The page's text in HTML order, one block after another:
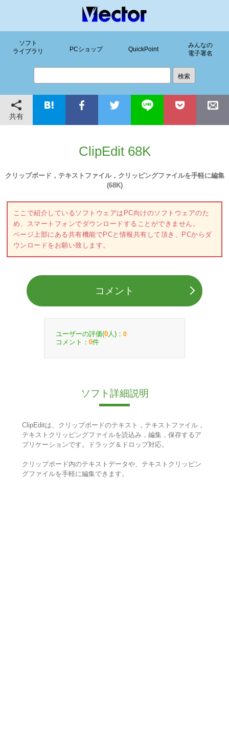
ソフト
ライブラリ
PCショップ QuickPoint
みんなの
電子署名
共有
ClipEdit 68K
クリップボード，テキストファイル，クリッピングファイルを手軽に編集
(68K)
ここで紹介しているソフトウェアはPC向けのソフトウェアのた
め、スマートフォンでダウンロードすることができません。
ページ上部にある共有機能でPCと情報共有して頂き、PCからダ
ウンロードをお願い致します。
コメント
ユーザーの評価(0 人)： 0
コメント： 0件
ソフト詳細説明
ClipEditは、クリップボードのテキスト，テキストファイル，
テキストクリッピングファイルを読込み，編集，保存するア
プリケーションです。ドラッグ＆ドロップ対応。
クリップボード内のテキストデータや、テキストクリッピン
グファイルを手軽に編集できます。